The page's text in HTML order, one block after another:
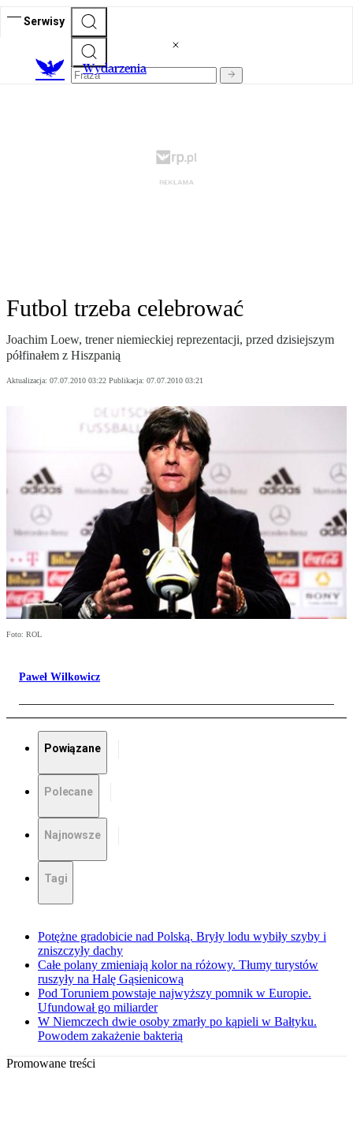
Serwisy
Wydarzenia
Futbol trzeba celebrować
Joachim Loew, trener niemieckiej reprezentacji, przed dzisiejszym
półfinałem z Hiszpanią
Aktualizacja: 07.07.2010 03:22 Publikacja: 07.07.2010 03:21
Foto: ROL
Paweł Wilkowicz
Powiązane
Polecane
Najnowsze
Tagi
Potężne gradobicie nad Polską. Bryły lodu wybiły szyby i
zniszczyły dachy
Całe polany zmieniają kolor na różowy. Tłumy turystów
ruszyły na Halę Gąsienicową
Pod Toruniem powstaje najwyższy pomnik w Europie.
Ufundował go miliarder
W Niemczech dwie osoby zmarły po kąpieli w Bałtyku.
Powodem zakażenie bakterią
Promowane treści